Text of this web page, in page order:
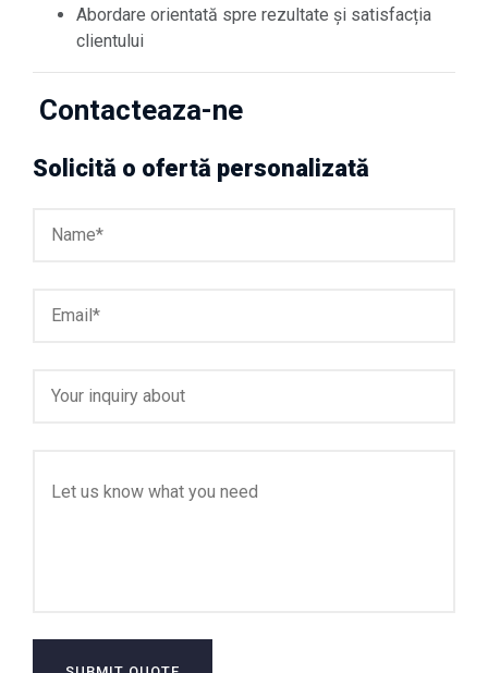
Abordare orientată spre rezultate și satisfacția
clientului
Contacteaza-ne
Solicită o ofertă personalizată